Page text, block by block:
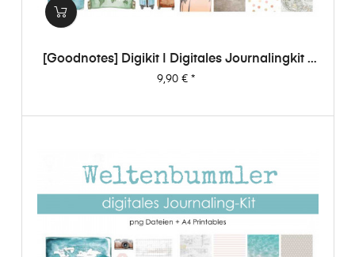
[Goodnotes] Digikit | Digitales Journalingkit -
Weltenbummler
Preis
9,90 €*